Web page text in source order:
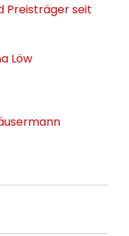
Preisträger seit
Löw